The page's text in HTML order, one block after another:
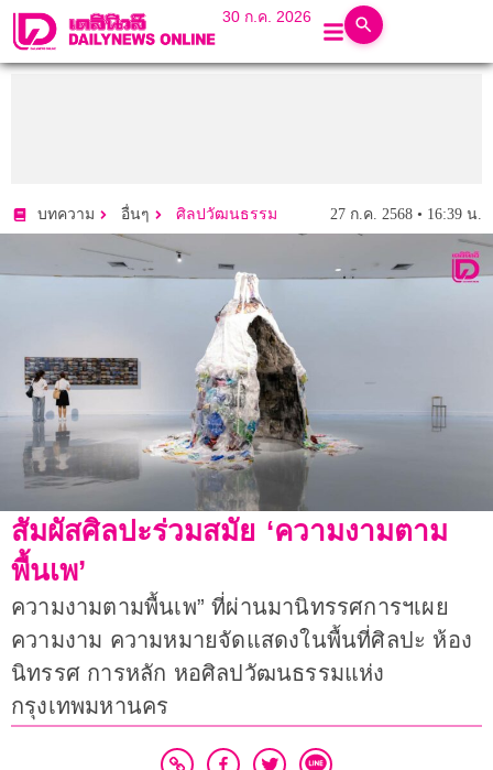
30 ก.ค. 2026
บทความ อื่นๆ ศิลปวัฒนธรรม 27 ก.ค. 2568 • 16:39 น.
สัมผัสศิลปะร่วมสมัย ‘ความงามตาม
พื้นเพ’
ความงามตามพื้นเพ” ที่ผ่านมานิทรรศการฯเผย
ความงาม ความหมายจัดแสดงในพื้นที่ศิลปะ ห้อง
นิทรรศ การหลัก หอศิลปวัฒนธรรมแห่ง
กรุงเทพมหานคร